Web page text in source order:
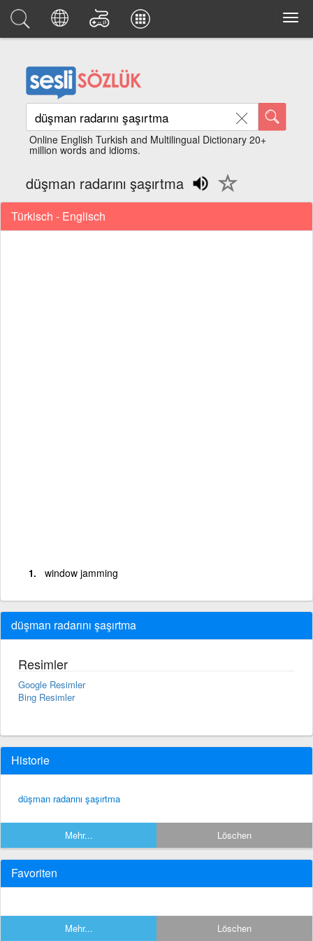
Online English Turkish and Multilingual Dictionary 20+
million words and idioms.
düşman radarını şaşırtma
Türkisch - Englisch
window jamming
düşman radarını şaşırtma
Resimler
Google Resimler
Bing Resimler
Historie
düşman radarını şaşırtma
Mehr... Löschen
Favoriten
Mehr... Löschen